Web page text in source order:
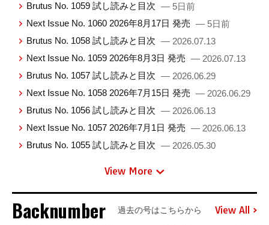
Brutus No. 1059 試し読みと目次 — 5日前
Next Issue No. 1060 2026年8月17日 発売 — 5日前
Brutus No. 1058 試し読みと目次 — 2026.07.13
Next Issue No. 1059 2026年8月3日 発売 — 2026.07.13
Brutus No. 1057 試し読みと目次 — 2026.06.29
Next Issue No. 1058 2026年7月15日 発売 — 2026.06.29
Brutus No. 1056 試し読みと目次 — 2026.06.13
Next Issue No. 1057 2026年7月1日 発売 — 2026.06.13
Brutus No. 1055 試し読みと目次 — 2026.05.30
View More
Backnumber 過去の号はこちらから View All